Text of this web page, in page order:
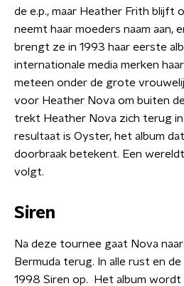
de e.p., maar Heather Frith blijft
neemt haar moeders naam aan,
brengt ze in 1993 haar eerste
internationale media merken
meteen onder de grote
voor Heather Nova om buiten
trekt Heather Nova zich terug
resultaat is Oyster, het album
doorbraak betekent. Een
volgt.
Siren
Na deze tournee gaat Nova
Bermuda terug. In alle rust en
1998 Siren op. Het album